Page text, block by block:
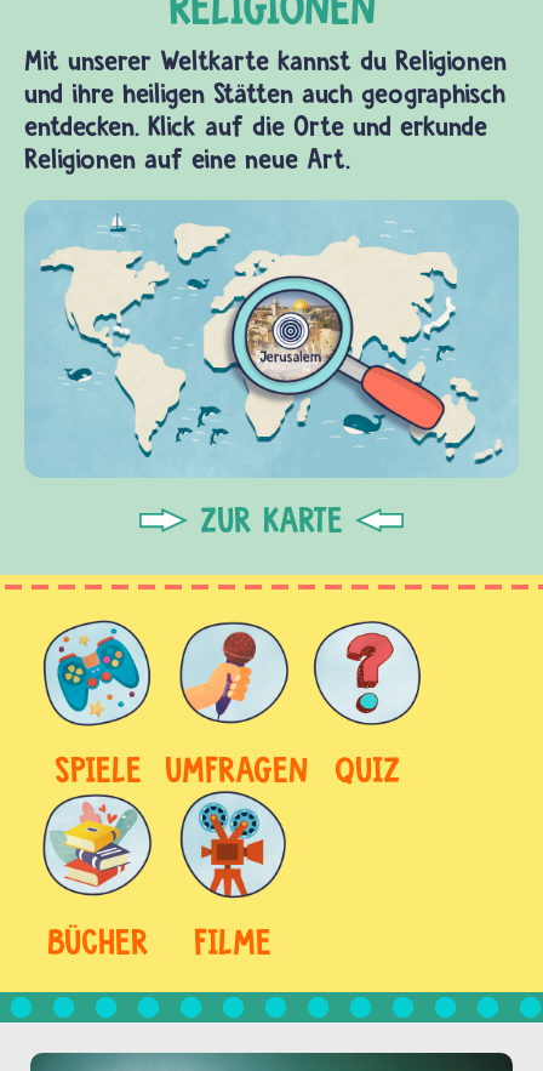
Mit unserer Weltkarte kannst du Religionen
und ihre heiligen Stätten auch geographisch
entdecken. Klick auf die Orte und erkunde
Religionen auf eine neue Art.
ZUR KARTE
SPIELE UMFRAGEN QUIZ
BÜCHER FILME